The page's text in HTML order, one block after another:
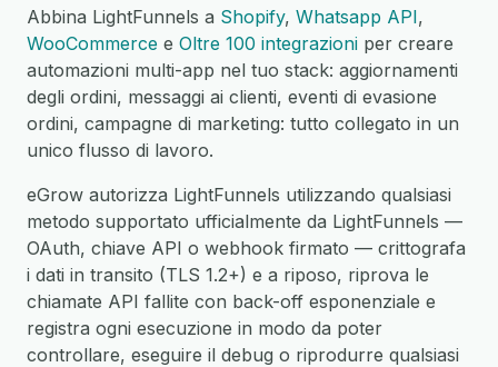
Abbina LightFunnels a Shopify, Whatsapp API,
WooCommerce e Oltre 100 integrazioni per creare
automazioni multi-app nel tuo stack: aggiornamenti
degli ordini, messaggi ai clienti, eventi di evasione
ordini, campagne di marketing: tutto collegato in un
unico flusso di lavoro.
eGrow autorizza LightFunnels utilizzando qualsiasi
metodo supportato ufficialmente da LightFunnels —
OAuth, chiave API o webhook firmato — crittografa
i dati in transito (TLS 1.2+) e a riposo, riprova le
chiamate API fallite con back-off esponenziale e
registra ogni esecuzione in modo da poter
controllare, eseguire il debug o riprodurre qualsiasi